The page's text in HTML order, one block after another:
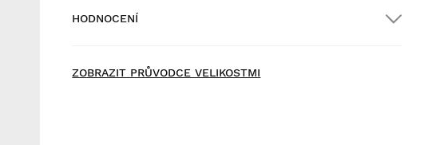
Doručení domů nad $300.00
HODNOCENÍ
ZOBRAZIT PRŮVODCE VELIKOSTMI